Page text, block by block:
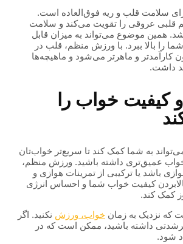
سلامت قلب و ریه فوق‌العاده است.
عروقی را تقویت می‌کند و سلامت
همین موضوع می‌تواند به میزان قابل
را بالا ببرد. با ورزش منظم، قلب در
کارآمدتر و ماهرتر می‌شود و ماهیچه‌ها
داشت.
کیفیت خواب را
به شما کمک کند تا سریع‌تر خواب‌تان
و خواب عمیق‌تری داشته باشید. ورزش منظم،
باشد یا ترکیبی از تمرینات هوازی و
کیفیت خواب شما و احساس انرژی
کمک کند.
که نزدیک به زمان خواب، ورزش نکنید. اگر
داشته باشید، ممکن است که در
شود.